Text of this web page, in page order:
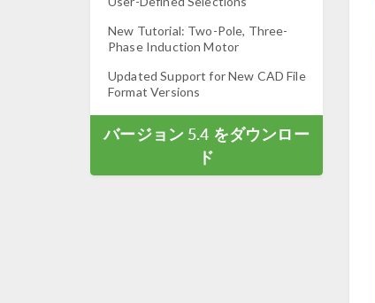
New Tutorial: Two-Pole, Three-
Phase Induction Motor
Updated Support for New CAD File
Format Versions
バージョン 5.4 をダウンロー
ド